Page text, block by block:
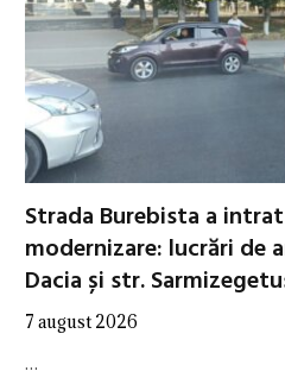
Strada Burebista a
modernizare: lucrări de
Dacia și str.
7 august 2026
…